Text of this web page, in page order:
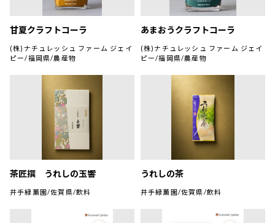
甘夏クラフトコーラ
(株)ナチュレッシュ ファーム ジェイ
ピー/福岡県/農産物
あまおうクラフトコーラ
(株)ナチュレッシュ ファーム ジェイ
ピー/福岡県/農産物
茶匠撰 うれしの玉響
井手緑薫園/佐賀県/飲料
うれしの茶
井手緑薫園/佐賀県/飲料